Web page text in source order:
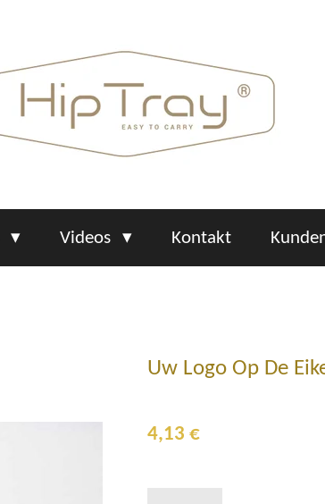
Videos Kontakt
Uw Logo Op De
4,13 €